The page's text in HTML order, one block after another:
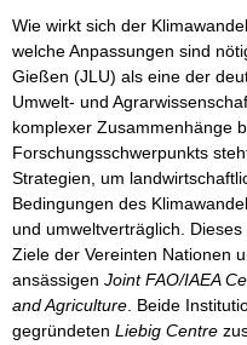
Wie wirkt sich der
welche Anpassungen sind
Gießen (JLU) als eine der
Umwelt- und
komplexer Zusammenhänge
Forschungsschwerpunkts
Strategien, um
Bedingungen des
und umweltverträglich.
Ziele der Vereinten Nationen
ansässigen Joint FAO/IAEA
and Agriculture. Beide
gegründeten Liebig Centre